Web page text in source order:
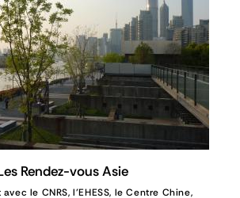
Rendez-vous Asie
le CNRS, l'EHESS, le Centre Chine,